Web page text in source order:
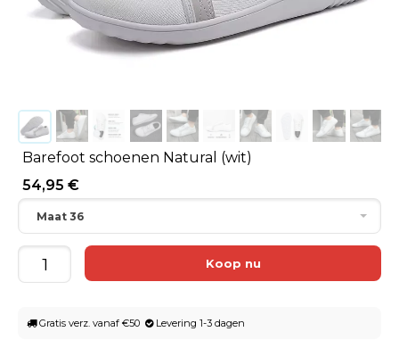
Barefoot schoenen Natural (wit)
54,95 €
Maat 36
Gratis verz. vanaf €50 Levering 1-3 dagen